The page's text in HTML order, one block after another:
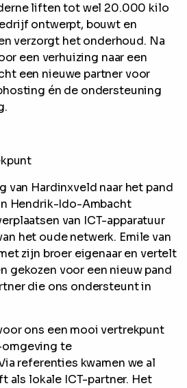
liften tot wel 20.000 kilo
ontwerpt, bouwt en
verzorgt het onderhoud. Na
een verhuizing naar een
een nieuwe partner voor
én de ondersteuning
van Hardinxveld naar het pand
Hendrik-Ido-Ambacht
van ICT-apparatuur
het oude netwerk. Emile van
zijn broer eigenaar en vertelt
gekozen voor een nieuw pand
die ons ondersteunt in
ons een mooi vertrekpunt
omgeving te
referenties kwamen we al
als lokale ICT-partner. Het